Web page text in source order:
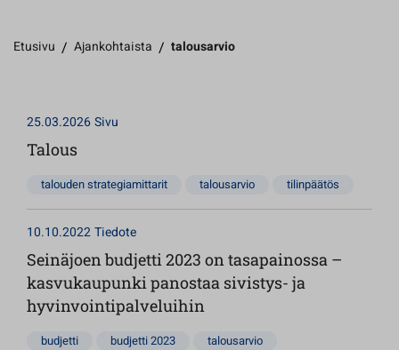
Etusivu / Ajankohtaista / talousarvio
25.03.2026Sivu
Talous
talouden strategiamittarit talousarvio tilinpäätös
10.10.2022Tiedote
Seinäjoen budjetti 2023 on tasapainossa –
kasvukaupunki panostaa sivistys- ja
hyvinvointipalveluihin
budjetti budjetti 2023
talousarvio